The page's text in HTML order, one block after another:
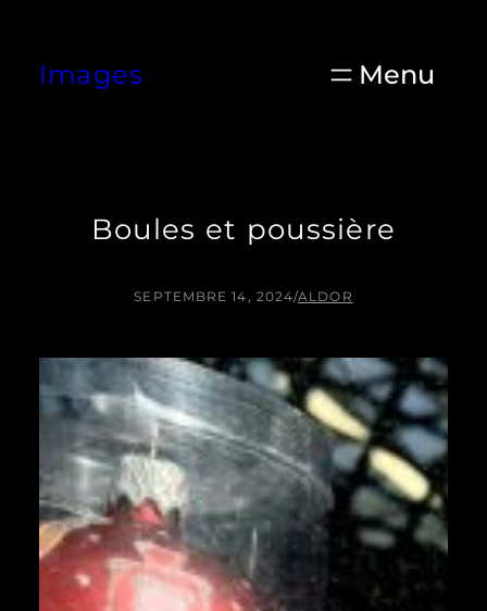
contenu
Images
Boules et poussière
SEPTEMBRE 14, 2024/ALDOR